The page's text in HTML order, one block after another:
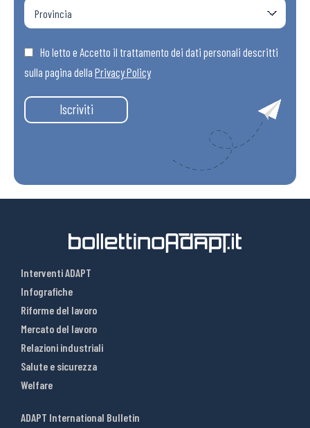
Ho letto e Accetto il trattamento dei dati personali descritti
sulla pagina della Privacy Policy
Iscriviti
Interventi ADAPT
Infografiche
Riforme del lavoro
Mercato del lavoro
Relazioni industriali
Salute e sicurezza
Welfare
ADAPT International Bulletin